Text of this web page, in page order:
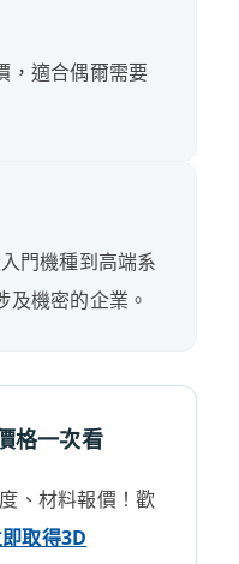
，適合偶爾需要
門機種到高端系
及機密的企業。
格一次看
、材料報價！歡
取得3D